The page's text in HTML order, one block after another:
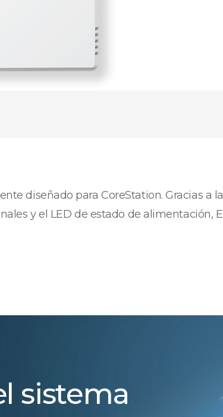
diseñado para CoreStation. Gracias
y el LED de estado de
sistema